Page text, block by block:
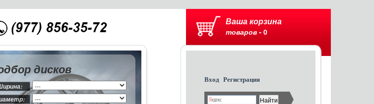
Ваша корзина
товаров - 0
Вход Регистрация
дисков